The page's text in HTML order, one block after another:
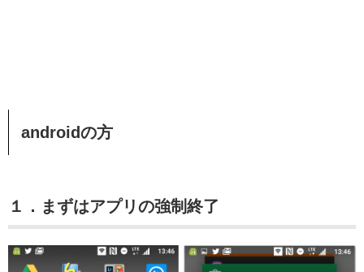
androidの方
１．まずはアプリの強制終了